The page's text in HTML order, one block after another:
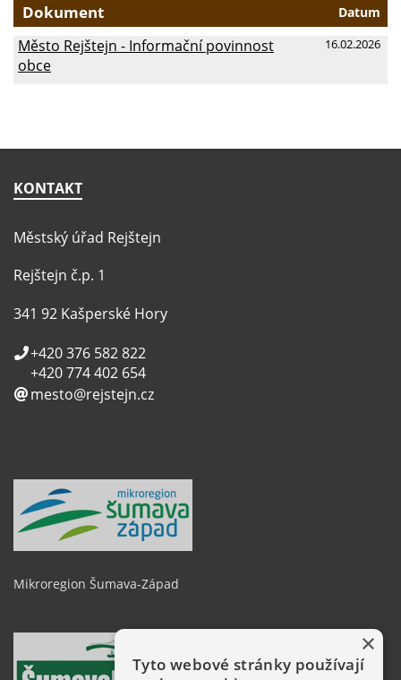
Systém odpadů
Další informace pro občany
Datum
Dokument
16.02.2026
Město Rejštejn - Informační povinnost
obce
KONTAKT
Městský úřad Rejštejn
Rejštejn č.p. 1
341 92 Kašperské Hory
+420 376 582 822
+420 774 402 654
mesto@rejstejn.cz
Mikroregion Šumava-Západ
×
Tyto webové stránky používají